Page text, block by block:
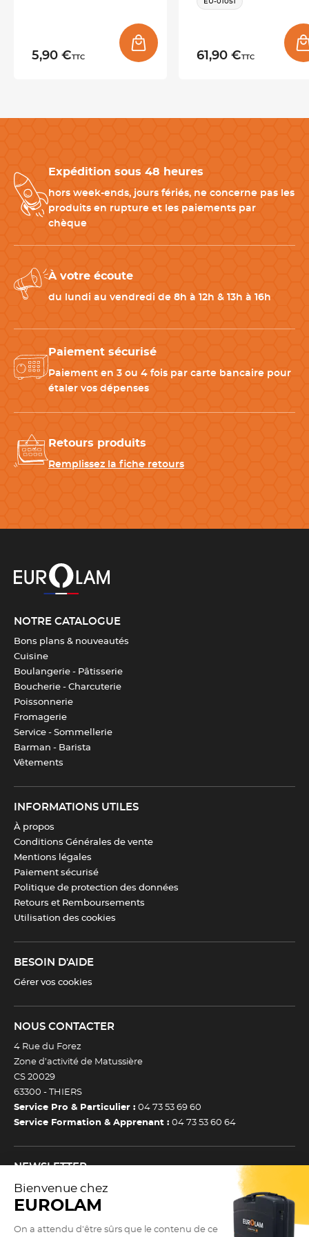
une gaine de protection , permettant de la ranger et de la
transporter en toute tranquillité.
s'est positionnée comme un leader mondial de la coutellerie
professionnelle. Initialement axée sur les métiers de la viande,
l'entreprise s'est brillamment diversifiée dans des secteurs tels
que la boulangerie, la pâtisserie, la poissonnerie, la fromagerie
au cœur de son développement.
Acier carbone suédois
Largeur
Information(s)
Non compatible avec le lave-
Couleur(s)
Télécharger la fiche produit
5,90 €TTC
EU-01051
61,90 €TTC
Expédition sous 48 heures
hors week-ends, jours fériés, ne concerne pas les
produits en rupture et les paiements par
chèque
À votre écoute
du lundi au vendredi de 8h à 12h & 13h à 16h
Paiement sécurisé
Paiement en 3 ou 4 fois par carte bancaire pour
étaler vos dépenses
Retours produits
Remplissez la fiche retours
NOTRE CATALOGUE
Bons plans & nouveautés
Cuisine
Boulangerie - Pâtisserie
Boucherie - Charcuterie
Poissonnerie
Fromagerie
Service - Sommellerie
Barman - Barista
Vêtements
INFORMATIONS UTILES
À propos
Conditions Générales de vente
Mentions légales
Paiement sécurisé
Politique de protection des données
Retours et Remboursements
Utilisation des cookies
BESOIN D'AIDE
Gérer vos cookies
NOUS CONTACTER
4 Rue du Forez
Zone d’activité de Matussière
CS 20029
63300 - THIERS
Service Pro & Particulier : 04 73 53 69 60
Service Formation & Apprenant : 04 73 53 60 64
NEWSLETTER
Inscrivez-vous à notre newsletter et recevez toutes nos
actualtiés et bons plans.
(Esc)